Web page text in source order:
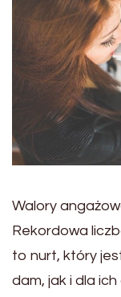
Walory
Rekordowa
to nurt, który
dam, jak i dla